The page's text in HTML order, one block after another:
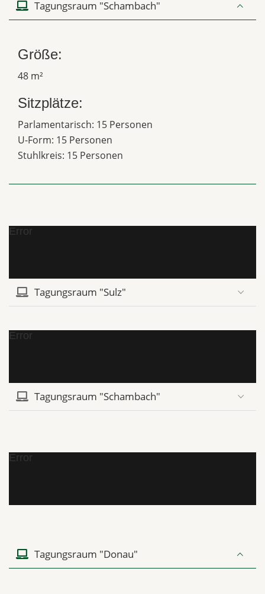
Tagungsraum "Schambach"
Größe:
48 m²
Sitzplätze:
Parlamentarisch: 15 Personen
U-Form: 15 Personen
Stuhlkreis: 15 Personen
Error
Tagungsraum "Sulz"
Error
Tagungsraum "Schambach"
Error
Tagungsraum "Donau"